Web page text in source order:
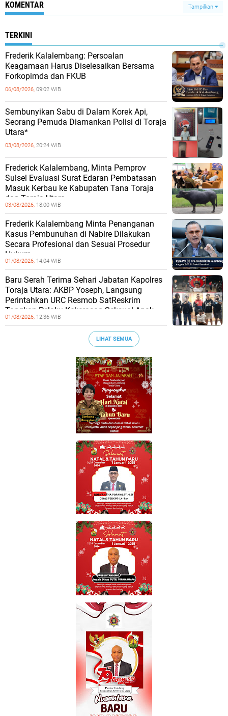
KOMENTAR Tampilkan
TERKINI
Frederik Kalalembang: Persoalan
Keagamaan Harus Diselesaikan Bersama
Forkopimda dan FKUB
06/08/2026, 09:02 WIB
Sembunyikan Sabu di Dalam Korek Api,
Seorang Pemuda Diamankan Polisi di Toraja
Utara*
03/08/2026, 20:24 WIB
Frederick Kalalembang, Minta Pemprov
Sulsel Evaluasi Surat Edaran Pembatasan
Masuk Kerbau ke Kabupaten Tana Toraja
dan Toraja Utara
03/08/2026, 18:00 WIB
Frederik Kalalembang Minta Penanganan
Kasus Pembunuhan di Nabire Dilakukan
Secara Profesional dan Sesuai Prosedur
Hukum
01/08/2026, 14:04 WIB
Baru Serah Terima Sehari Jabatan Kapolres
Toraja Utara: AKBP Yoseph, Langsung
Perintahkan URC Resmob SatReskrim
Tangkap Pelaku Kekerasan Seksual Anak
01/08/2026, 12:36 WIB
LIHAT SEMUA